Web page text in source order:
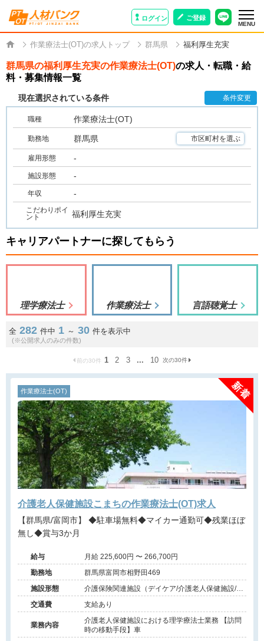
ログイン ご登録
MENU
作業療法士(OT)の求人トップ 群馬県 福利厚生充実
群馬県の福利厚生充実の作業療法士(OT)の求人・転職・給
料・募集情報一覧
現在選択されている条件 条件変更
職種 作業療法士(OT)
勤務地 群馬県 市区町村を選ぶ
雇用形態 -
施設形態 -
年収 -
こだわりポイ
ント
福利厚生充実
キャリアパートナーに探してもらう
理学療法士 作業療法士 言語聴覚士
全 282 件中 1 ～ 30 件を表示中
(※公開求人のみの件数)
前の30件 1 2 3 ... 10 次の30件
作業療法士(OT)
介護老人保健施設こまちの作業療法士(OT)求人
【群馬県/富岡市】 ◆駐車場無料◆マイカー通勤可◆残業ほぼ
無し◆賞与3か月
給与
月給 225,600円 〜 266,700円
勤務地
群馬県富岡市相野田469
施設形態
介護保険関連施設（デイケア/介護老人保健施設/訪
問看護・リハ）
交通費 支給あり
業務内容
介護老人保健施設における理学療法士業務 【訪問
時の移動手段】車